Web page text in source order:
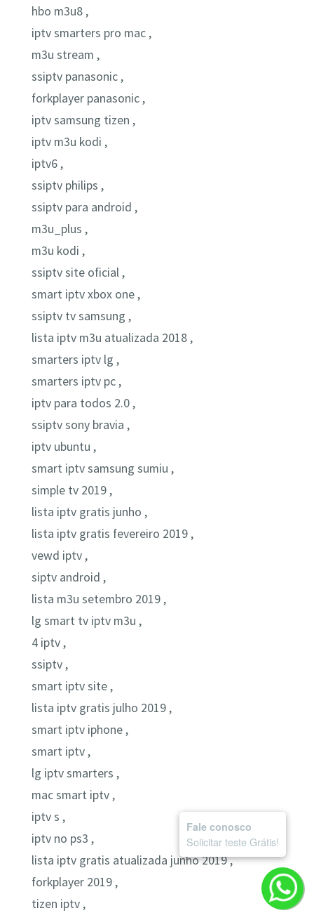
hbo m3u8 ,
iptv smarters pro mac ,
m3u stream ,
ssiptv panasonic ,
forkplayer panasonic ,
iptv samsung tizen ,
iptv m3u kodi ,
iptv6 ,
ssiptv philips ,
ssiptv para android ,
m3u_plus ,
m3u kodi ,
ssiptv site oficial ,
smart iptv xbox one ,
ssiptv tv samsung ,
lista iptv m3u atualizada 2018 ,
smarters iptv lg ,
smarters iptv pc ,
iptv para todos 2.0 ,
ssiptv sony bravia ,
iptv ubuntu ,
smart iptv samsung sumiu ,
simple tv 2019 ,
lista iptv gratis junho ,
lista iptv gratis fevereiro 2019 ,
vewd iptv ,
siptv android ,
lista m3u setembro 2019 ,
lg smart tv iptv m3u ,
4 iptv ,
ssiptv ,
smart iptv site ,
lista iptv gratis julho 2019 ,
smart iptv iphone ,
smart iptv ,
lg iptv smarters ,
mac smart iptv ,
iptv s ,
iptv no ps3 ,
lista iptv gratis atualizada junho 2019 ,
forkplayer 2019 ,
tizen iptv ,
Fale conosco
Solicitar teste Grátis!